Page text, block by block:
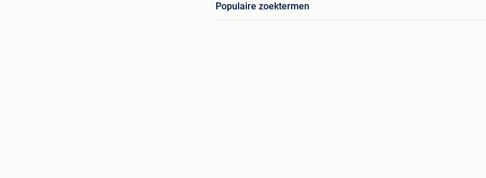
Populaire zoektermen